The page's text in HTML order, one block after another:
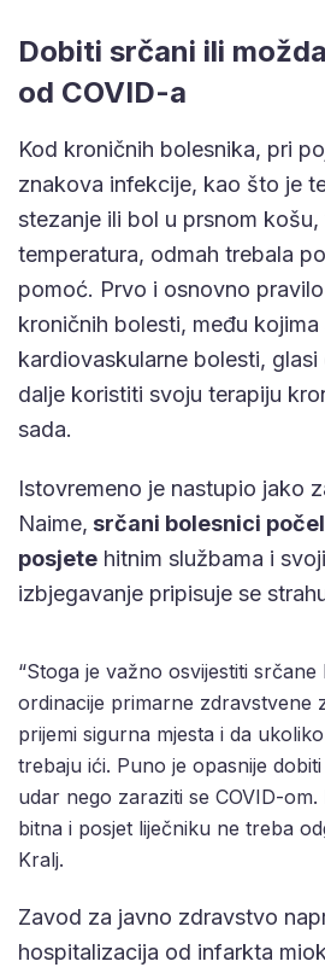
Dobiti srčani ili
od COVID-a
Kod kroničnih bolesnika, pri
znakova infekcije, kao što je
stezanje ili bol u prsnom
temperatura, odmah trebala
pomoć. Prvo i osnovno
kroničnih bolesti, među kojima
kardiovaskularne bolesti,
dalje koristiti svoju terapiju
sada.
Istovremeno je nastupio jako
Naime, srčani bolesnici
posjete hitnim službama i
izbjegavanje pripisuje se
“Stoga je važno osvijestiti srčane
ordinacije primarne zdravstvene
prijemi sigurna mjesta i da
trebaju ići. Puno je opasnije
udar nego zaraziti se COVID-
bitna i posjet liječniku ne treba
Kralj.
Zavod za javno zdravstvo
hospitalizacija od infarkta